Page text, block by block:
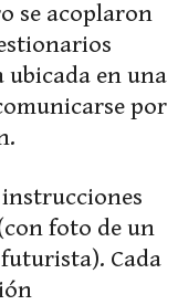
se acoplaron
ubicada en una
por
foto de un
Cada